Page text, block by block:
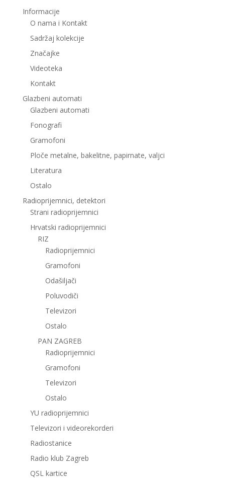
Informacije
O nama i Kontakt
Sadržaj kolekcije
Značajke
Videoteka
Kontakt
Glazbeni automati
Glazbeni automati
Fonografi
Gramofoni
Ploče metalne, bakelitne, papirnate, valjci
Literatura
Ostalo
Radioprijemnici, detektori
Strani radioprijemnici
Hrvatski radioprijemnici
RIZ
Radioprijemnici
Gramofoni
Odašiljači
Poluvodiči
Televizori
Ostalo
PAN ZAGREB
Radioprijemnici
Gramofoni
Televizori
Ostalo
YU radioprijemnici
Televizori i videorekorderi
Radiostanice
Radio klub Zagreb
QSL kartice